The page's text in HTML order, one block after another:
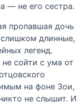
— не его сестра.
пропавшая дочь
длинные,
легенд.
сойти с ума от
на фоне Зои,
не слышит. И